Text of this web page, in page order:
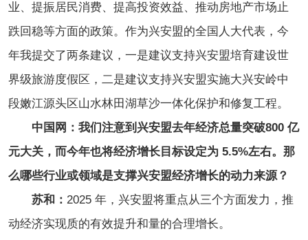
业、提振居民消费、提高投资效益、推动房地产市场止
跌回稳等方面的政策。作为兴安盟的全国人大代表，今
年我提交了两条建议，一是建议支持兴安盟培育建设世
界级旅游度假区，二是建议支持兴安盟实施大兴安岭中
段嫩江源头区山水林田湖草沙一体化保护和修复工程。
中国网：我们注意到兴安盟去年经济总量突破800 亿
元大关，而今年也将经济增长目标设定为 5.5%左右。那
么哪些行业或领域是支撑兴安盟经济增长的动力来源？
苏和： 2025 年，兴安盟将重点从三个方面发力，推
动经济实现质的有效提升和量的合理增长。